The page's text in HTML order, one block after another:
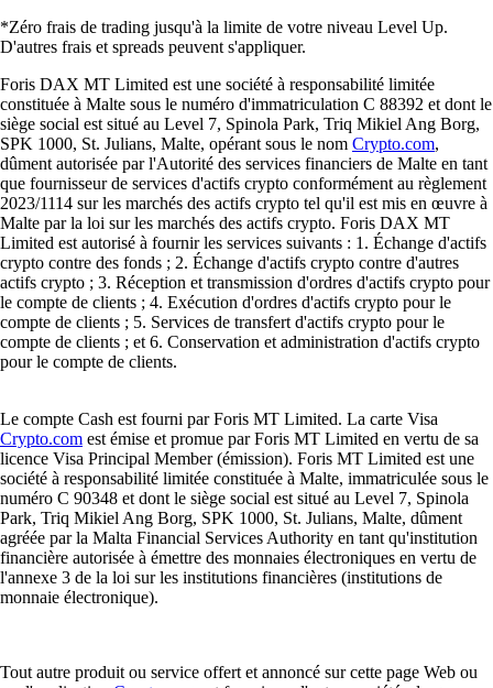
*Zéro frais de trading jusqu'à la limite de votre niveau Level Up.
D'autres frais et spreads peuvent s'appliquer.
Foris DAX MT Limited est une société à responsabilité limitée
constituée à Malte sous le numéro d'immatriculation C 88392 et dont le
siège social est situé au Level 7, Spinola Park, Triq Mikiel Ang Borg,
SPK 1000, St. Julians, Malte, opérant sous le nom Crypto.com,
dûment autorisée par l'Autorité des services financiers de Malte en tant
que fournisseur de services d'actifs crypto conformément au règlement
2023/1114 sur les marchés des actifs crypto tel qu'il est mis en œuvre à
Malte par la loi sur les marchés des actifs crypto. Foris DAX MT
Limited est autorisé à fournir les services suivants : 1. Échange d'actifs
crypto contre des fonds ; 2. Échange d'actifs crypto contre d'autres
actifs crypto ; 3. Réception et transmission d'ordres d'actifs crypto pour
le compte de clients ; 4. Exécution d'ordres d'actifs crypto pour le
compte de clients ; 5. Services de transfert d'actifs crypto pour le
compte de clients ; et 6. Conservation et administration d'actifs crypto
pour le compte de clients.
Le compte Cash est fourni par Foris MT Limited. La carte Visa
Crypto.com est émise et promue par Foris MT Limited en vertu de sa
licence Visa Principal Member (émission). Foris MT Limited est une
société à responsabilité limitée constituée à Malte, immatriculée sous le
numéro C 90348 et dont le siège social est situé au Level 7, Spinola
Park, Triq Mikiel Ang Borg, SPK 1000, St. Julians, Malte, dûment
agréée par la Malta Financial Services Authority en tant qu'institution
financière autorisée à émettre des monnaies électroniques en vertu de
l'annexe 3 de la loi sur les institutions financières (institutions de
monnaie électronique).
Tout autre produit ou service offert et annoncé sur cette page Web ou